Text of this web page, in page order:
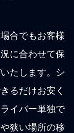
合でもお客様
に合わせて保
たします。シ
るだけお安く
イバー単独で
狭い場所の移